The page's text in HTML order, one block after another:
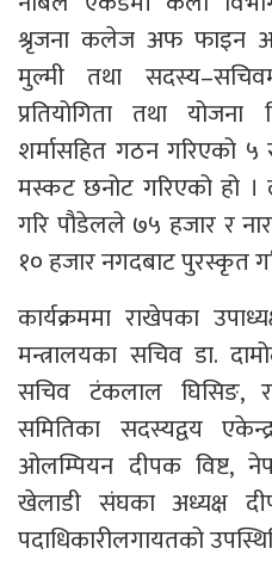
श्रृजना कलेज अफ फाइन
मुल्मी तथा
प्रतियोगिता तथा
शर्मासहित गठन गरिएको ५
मस्कट छनोट गरिएको हो
गरि पौडेलले ७५ हजार र
१० हजार नगदबाट पुरस्कृत
कार्यक्रममा राखेपका
मन्त्रालयका सचिव डा.
सचिव टंकलाल घिसिङ,
समितिका सदस्यद्वय
ओलम्पियन दीपक विष्ट,
खेलाडी संघका अध्यक्ष
पदाधिकारीलगायतको